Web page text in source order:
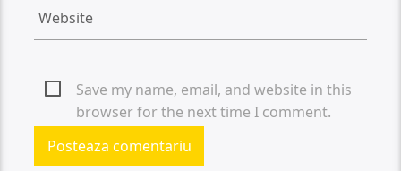
Save my name, email, and website in this
browser for the next time I comment.